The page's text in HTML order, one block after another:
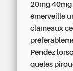
20mg 40mg
émerveille
clameaux
Pendez
queles